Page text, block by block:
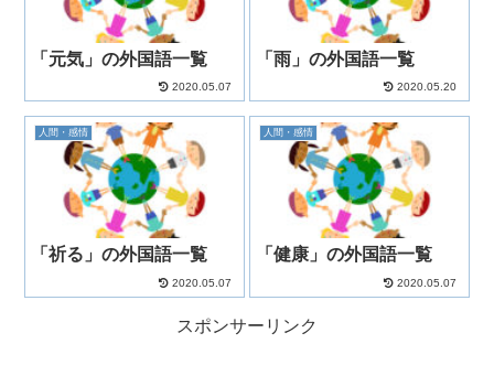
「元気」の外国語一覧
2020.05.07
「雨」の外国語一覧
2020.05.20
人間・感情
「祈る」の外国語一覧
2020.05.07
人間・感情
「健康」の外国語一覧
2020.05.07
スポンサーリンク